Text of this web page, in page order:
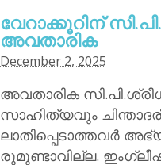
വേറാക്കൂറിന്‌
അവതാരിക
December 2, 2025
അവതാരിക
സാഹിത്യവും
ലാതിപ്പെടാത്തവര്‍
രുമുണ്ടാവില്ല.